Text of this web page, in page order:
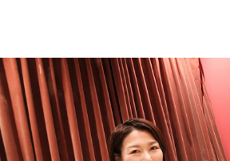
イベント・グッズ
YouTube
会社情報